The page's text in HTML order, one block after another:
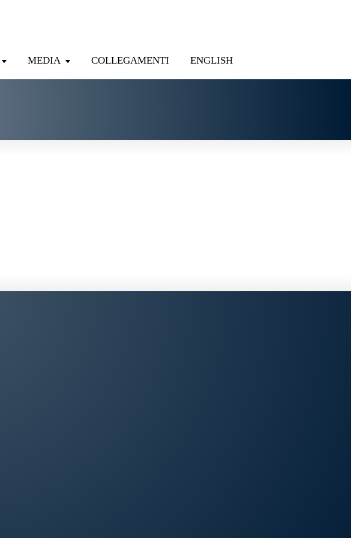
MEDIA COLLEGAMENTI ENGLISH